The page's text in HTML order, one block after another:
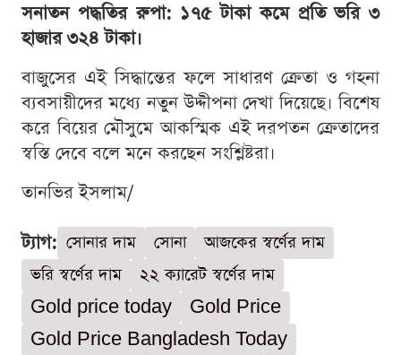
সনাতন পদ্ধতির রুপা: ১৭৫ টাকা কমে প্রতি ভরি ৩
হাজার ৩২৪ টাকা।
বাজুসের এই সিদ্ধান্তের ফলে সাধারণ ক্রেতা ও গহনা
ব্যবসায়ীদের মধ্যে নতুন উদ্দীপনা দেখা দিয়েছে। বিশেষ
করে বিয়ের মৌসুমে আকস্মিক এই দরপতন ক্রেতাদের
স্বস্তি দেবে বলে মনে করছেন সংশ্লিষ্টরা।
তানভির ইসলাম/
ট্যাগ: সোনার দাম সোনা
আজকের স্বর্ণের দাম
ভরি স্বর্ণের দাম
২২ ক্যারেট স্বর্ণের দাম
Gold price today
Gold Price
Gold Price Bangladesh Today